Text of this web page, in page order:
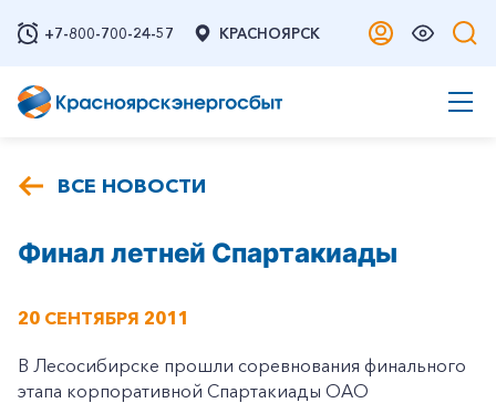
+7-800-700-24-57 КРАСНОЯРСК
ВСЕ НОВОСТИ
Финал летней Спартакиады
20 СЕНТЯБРЯ 2011
В Лесосибирске прошли соревнования финального
этапа корпоративной Спартакиады ОАО